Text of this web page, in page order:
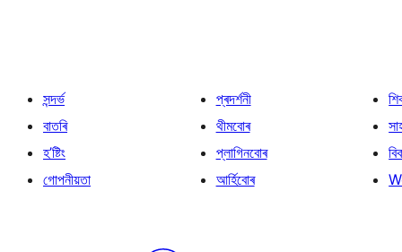
সন্দৰ্ভ
বাতৰি
হ’ষ্টিং
গোপনীয়তা
প্ৰদৰ্শনী
থীমবোৰ
প্লাগিনবোৰ
আৰ্হিবোৰ